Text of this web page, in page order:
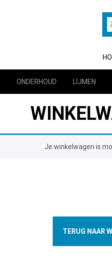
ONDERHOUD LIJMEN
Je winkelwagen is
TERUG NAAR